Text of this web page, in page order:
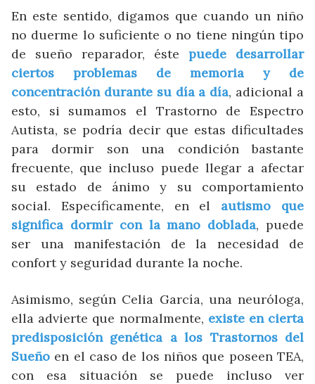
En este sentido, digamos que cuando un niño
no duerme lo suficiente o no tiene ningún tipo
de sueño reparador, éste puede desarrollar
ciertos problemas de memoria y de
concentración durante su día a día, adicional a
esto, si sumamos el Trastorno de Espectro
Autista, se podría decir que estas dificultades
para dormir son una condición bastante
frecuente, que incluso puede llegar a afectar
su estado de ánimo y su comportamiento
social. Específicamente, en el autismo que
significa dormir con la mano doblada, puede
ser una manifestación de la necesidad de
confort y seguridad durante la noche.
Asimismo, según Celia García, una neuróloga,
ella advierte que normalmente, existe en cierta
predisposición genética a los Trastornos del
Sueño en el caso de los niños que poseen TEA,
con esa situación se puede incluso ver